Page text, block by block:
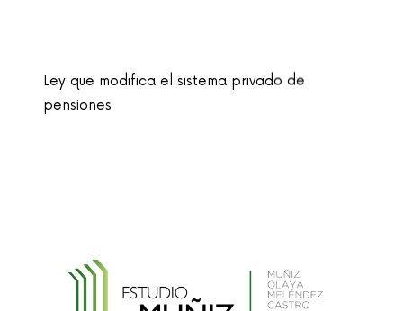
Ley que modifica el sistema privado de
pensiones
Reglamento de la Ley N° 30024, que crea el
Registro Nacional de Historias Clínicas